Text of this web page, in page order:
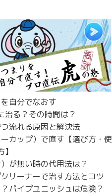
自分でなおす
治る？その時間は？
流れる原因と解決法
カップ）で直す【選び方・使
】
が無い時の代用法は？
リーナーで治す方法とコツ
パイプユニッシュは危険？